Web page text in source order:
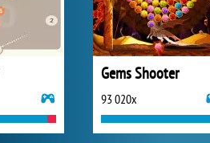
Gems Shooter
93 020x